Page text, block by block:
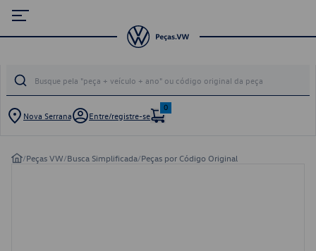
Nova Serrana Entre/registre-se
0
/Peças VW/Busca Simplificada/Peças por Código Original